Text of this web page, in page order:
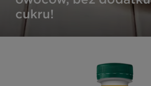
cukru!